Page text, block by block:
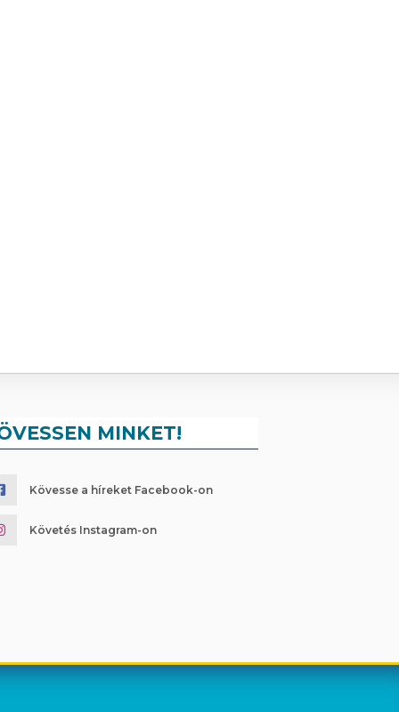
MINKET!
Kövesse a híreket Facebook-on
Követés Instagram-on